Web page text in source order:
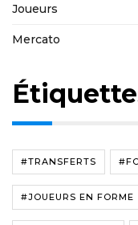
Joueurs
Mercato
#TRANSFERTS
#JOUEURS EN FORME